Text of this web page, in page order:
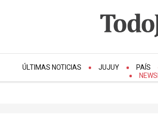
ÚLTIMAS NOTICIAS JUJUY PAÍS